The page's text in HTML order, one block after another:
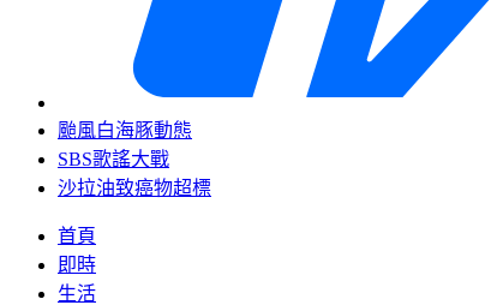
颱風白海豚動態
SBS歌謠大戰
沙拉油致癌物超標
首頁
即時
生活